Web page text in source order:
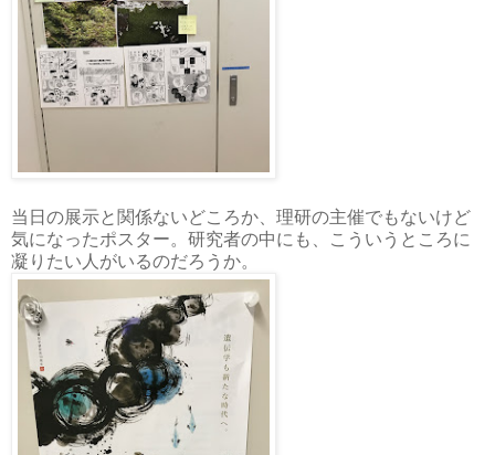
当日の展示と関係ないどころか、理研の主催でもないけど
気になったポスター。研究者の中にも、こういうところに
凝りたい人がいるのだろうか。